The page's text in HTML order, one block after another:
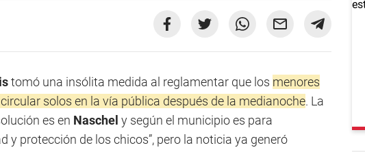
tomó una insólita medida al reglamentar que los menores
solos en la vía pública después de la medianoche. La
es en Naschel y según el municipio es para
y protección de los chicos”, pero la noticia ya generó